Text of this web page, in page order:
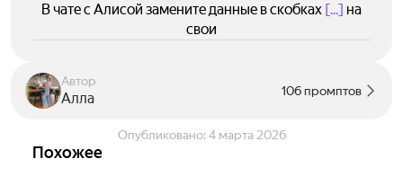
В чате с Алисой замените данные в скобках [...] на
свои
Автор
Алла 106 промптов
Опубликовано: 4 марта 2026
Похожее